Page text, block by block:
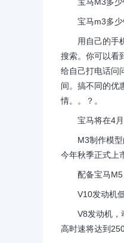
宝马m3多少
用自己的手机
搜索。你可以看
给自己打电话问
间。搞不同的优
情。。？。
宝马将在4月
M3制作模型的
今年秋季正式上
配备宝马M5
V10发动机
V8发动机，动
高时速将达到